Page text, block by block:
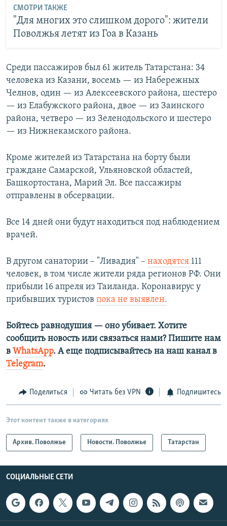
СМОТРИ ТАКЖЕ
"Для многих это слишком дорого": жители
Поволжья летят из Гоа в Казань
Среди пассажиров был 61 житель Татарстана: 34
человека из Казани, восемь — из Набережных
Челнов, один — из Алексеевского района, шестеро
— из Елабужского района, двое — из Заинского
района, четверо — из Зеленодольского и шестеро
— из Нижнекамского района.
Кроме жителей из Татарстана на борту были
граждане Самарской, Ульяновской областей,
Башкортостана, Марий Эл. Все пассажиры
отправлены в обсервации.
Все 14 дней они будут находиться под наблюдением
врачей.
В другом санатории – "Ливадия" – находятся 111
человек, в том числе жители ряда регионов РФ. Они
прибыли 16 апреля из Таиланда. Коронавирус у
прибывших туристов пока не выявлен.
Бойтесь равнодушия — оно убивает. Хотите
сообщить новость или связаться нами? Пишите нам
в WhatsApp. А еще подписывайтесь на наш канал в
Telegram.
Поделиться Читать без VPN Подпишитесь
Этот контент также в категориях
Архив. Поволжье Новости. Поволжье Татарстан
СОЦИАЛЬНЫЕ СЕТИ